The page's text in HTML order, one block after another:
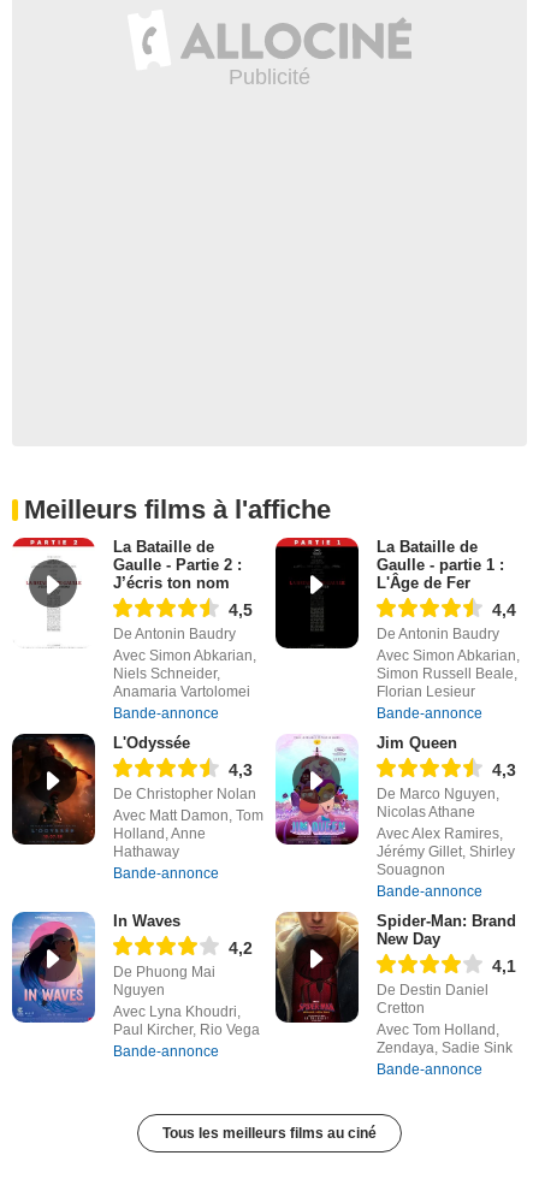
Meilleurs films à l'affiche
La Bataille de
Gaulle - Partie 2 :
J’écris ton nom
4,5
De Antonin Baudry
Avec Simon Abkarian,
Niels Schneider,
Anamaria Vartolomei
Bande-annonce
La Bataille de
Gaulle - partie 1 :
L'Âge de Fer
4,4
De Antonin Baudry
Avec Simon Abkarian,
Simon Russell Beale,
Florian Lesieur
Bande-annonce
L'Odyssée
4,3
De Christopher Nolan
Avec Matt Damon, Tom
Holland, Anne
Hathaway
Bande-annonce
Jim Queen
4,3
De Marco Nguyen,
Nicolas Athane
Avec Alex Ramires,
Jérémy Gillet, Shirley
Souagnon
Bande-annonce
In Waves
4,2
De Phuong Mai
Nguyen
Avec Lyna Khoudri,
Paul Kircher, Rio Vega
Bande-annonce
Spider-Man: Brand
New Day
4,1
De Destin Daniel
Cretton
Avec Tom Holland,
Zendaya, Sadie Sink
Bande-annonce
Tous les meilleurs films au ciné